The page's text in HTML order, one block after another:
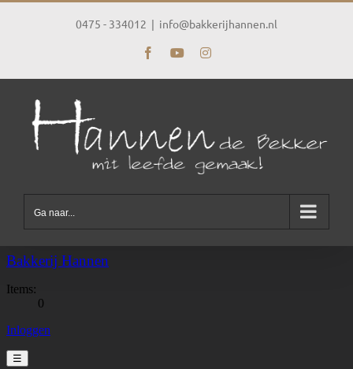
Ga
0475 - 334012 | info@bakkerijhannen.nl
FacebookYouTubeInstagram
Ga naar...